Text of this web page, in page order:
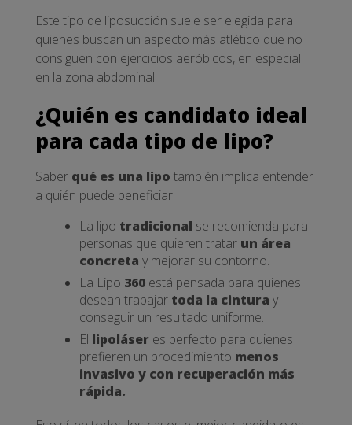
Este tipo de liposucción suele ser elegida para
quienes buscan un aspecto más atlético que no
consiguen con ejercicios aeróbicos, en especial
en la zona abdominal.
¿Quién es candidato ideal
para cada tipo de lipo?
Saber qué es una lipo también implica entender
a quién puede beneficiar
La lipo tradicional se recomienda para
personas que quieren tratar un área
concreta y mejorar su contorno.
La Lipo 360 está pensada para quienes
desean trabajar toda la cintura y
conseguir un resultado uniforme.
El lipoláser es perfecto para quienes
prefieren un procedimiento menos
invasivo y con recuperación más
rápida.